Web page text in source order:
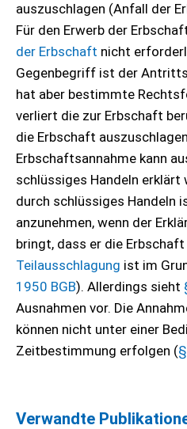
auszuschlagen (Anfall der
Für den Erwerb der
der Erbschaft nicht
Gegenbegriff ist der
hat aber bestimmte
verliert die zur Erbschaft
die Erbschaft
Erbschaftsannahme kann
schlüssiges Handeln erklärt
durch schlüssiges Handeln
anzunehmen, wenn der
bringt, dass er die
Teilausschlagung ist im
1950 BGB). Allerdings sieht
Ausnahmen vor. Die
können nicht unter einer
Zeitbestimmung erfolgen (
Verwandte